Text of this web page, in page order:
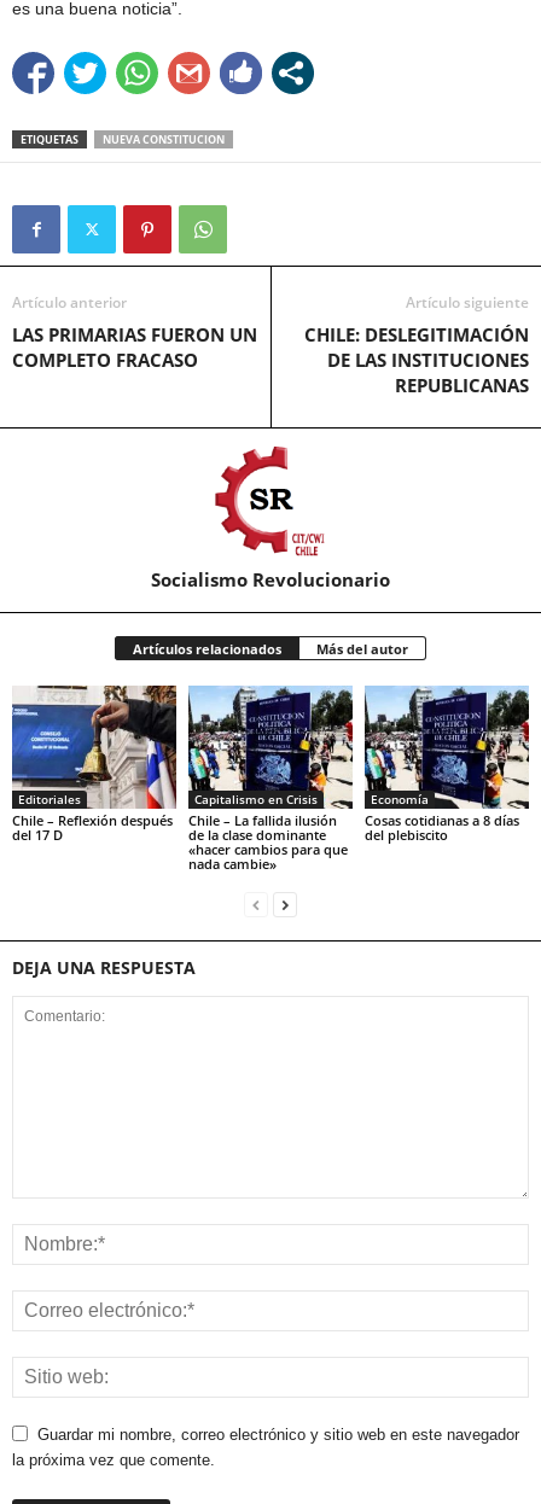
es una buena noticia”.
ETIQUETAS NUEVA CONSTITUCION
Artículo anterior
LAS PRIMARIAS FUERON UN
COMPLETO FRACASO
Artículo siguiente
CHILE: DESLEGITIMACIÓN
DE LAS INSTITUCIONES
REPUBLICANAS
Socialismo Revolucionario
Artículos relacionados Más del autor
Editoriales
Chile – Reflexión después
del 17 D
Capitalismo en Crisis
Chile – La fallida ilusión
de la clase dominante
«hacer cambios para que
nada cambie»
Economía
Cosas cotidianas a 8 días
del plebiscito
DEJA UNA RESPUESTA
Guardar mi nombre, correo electrónico y sitio web en este navegador
la próxima vez que comente.